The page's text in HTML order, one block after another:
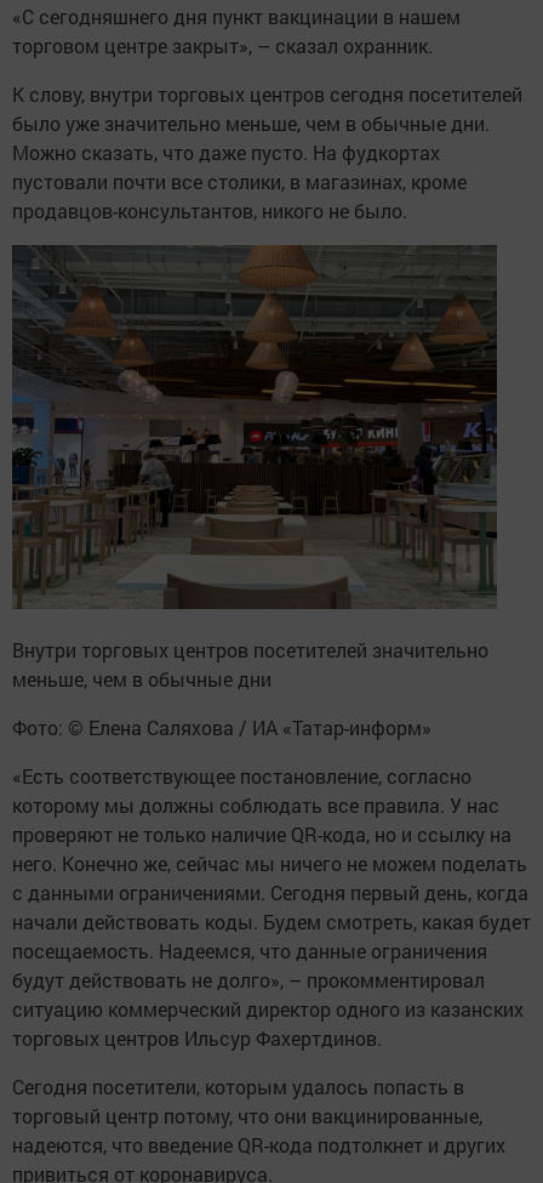
«С сегодняшнего дня пункт вакцинации в нашем
торговом центре закрыт», – сказал охранник.
К слову, внутри торговых центров сегодня посетителей
было уже значительно меньше, чем в обычные дни.
Можно сказать, что даже пусто. На фудкортах
пустовали почти все столики, в магазинах, кроме
продавцов-консультантов, никого не было.
Внутри торговых центров посетителей значительно
меньше, чем в обычные дни
Фото: © Елена Саляхова / ИА «Татар-информ»
«Есть соответствующее постановление, согласно
которому мы должны соблюдать все правила. У нас
проверяют не только наличие QR-кода, но и ссылку на
него. Конечно же, сейчас мы ничего не можем поделать
с данными ограничениями. Сегодня первый день, когда
начали действовать коды. Будем смотреть, какая будет
посещаемость. Надеемся, что данные ограничения
будут действовать не долго», – прокомментировал
ситуацию коммерческий директор одного из казанских
торговых центров Ильсур Фахертдинов.
Сегодня посетители, которым удалось попасть в
торговый центр потому, что они вакцинированные,
надеются, что введение QR-кода подтолкнет и других
привиться от коронавируса.